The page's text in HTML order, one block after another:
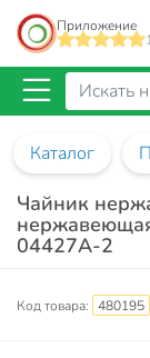
Приложение
Каталог
Чайник
04427A-2
Код товара: 480195